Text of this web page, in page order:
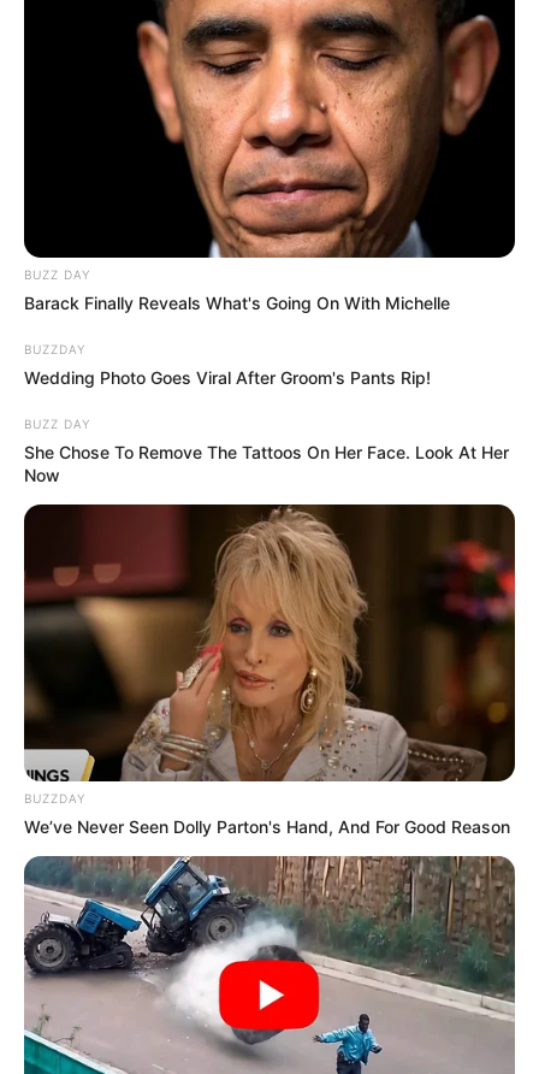
BUZZ DAY
Barack Finally Reveals What's Going On With Michelle
BUZZDAY
Wedding Photo Goes Viral After Groom's Pants Rip!
BUZZ DAY
She Chose To Remove The Tattoos On Her Face. Look At Her
Now
BUZZDAY
We’ve Never Seen Dolly Parton's Hand, And For Good Reason